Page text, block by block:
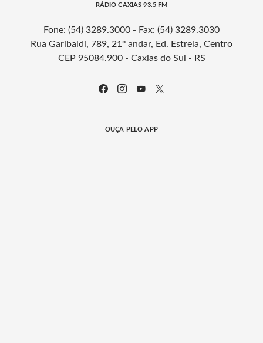
RÁDIO CAXIAS 93.5 FM
Fone: (54) 3289.3000 - Fax: (54) 3289.3030
Rua Garibaldi, 789, 21º andar, Ed. Estrela, Centro
CEP 95084.900 - Caxias do Sul - RS
OUÇA PELO APP